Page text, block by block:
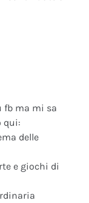
fb ma mi sa
qui:
delle
e giochi di